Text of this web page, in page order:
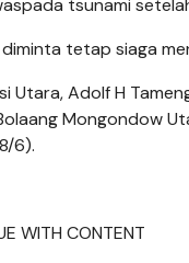
tsunami
tetap siaga
Utara, Adolf H
Mongondow
6).
WITH CONTENT